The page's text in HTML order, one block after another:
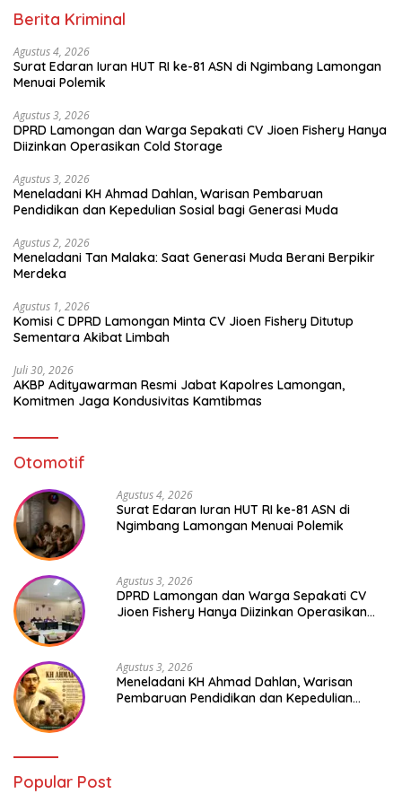
Berita Kriminal
Agustus 4, 2026
Surat Edaran Iuran HUT RI ke-81 ASN di Ngimbang Lamongan
Menuai Polemik
Agustus 3, 2026
DPRD Lamongan dan Warga Sepakati CV Jioen Fishery Hanya
Diizinkan Operasikan Cold Storage
Agustus 3, 2026
Meneladani KH Ahmad Dahlan, Warisan Pembaruan
Pendidikan dan Kepedulian Sosial bagi Generasi Muda
Agustus 2, 2026
Meneladani Tan Malaka: Saat Generasi Muda Berani Berpikir
Merdeka
Agustus 1, 2026
Komisi C DPRD Lamongan Minta CV Jioen Fishery Ditutup
Sementara Akibat Limbah
Juli 30, 2026
AKBP Adityawarman Resmi Jabat Kapolres Lamongan,
Komitmen Jaga Kondusivitas Kamtibmas
Otomotif
Agustus 4, 2026
Surat Edaran Iuran HUT RI ke-81 ASN di
Ngimbang Lamongan Menuai Polemik
Agustus 3, 2026
DPRD Lamongan dan Warga Sepakati CV
Jioen Fishery Hanya Diizinkan Operasikan
Agustus 3, 2026
Meneladani KH Ahmad Dahlan, Warisan
Pembaruan Pendidikan dan Kepedulian
Popular Post